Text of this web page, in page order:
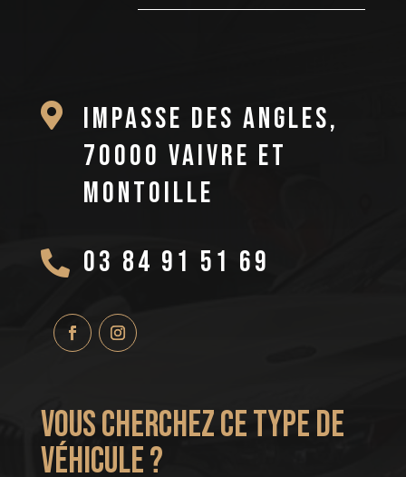

Impasse des Angles,
70000 Vaivre et
Montoille
 03 84 91 51 69
VOUS CHERCHEZ CE TYPE DE
VÉHICULE ?